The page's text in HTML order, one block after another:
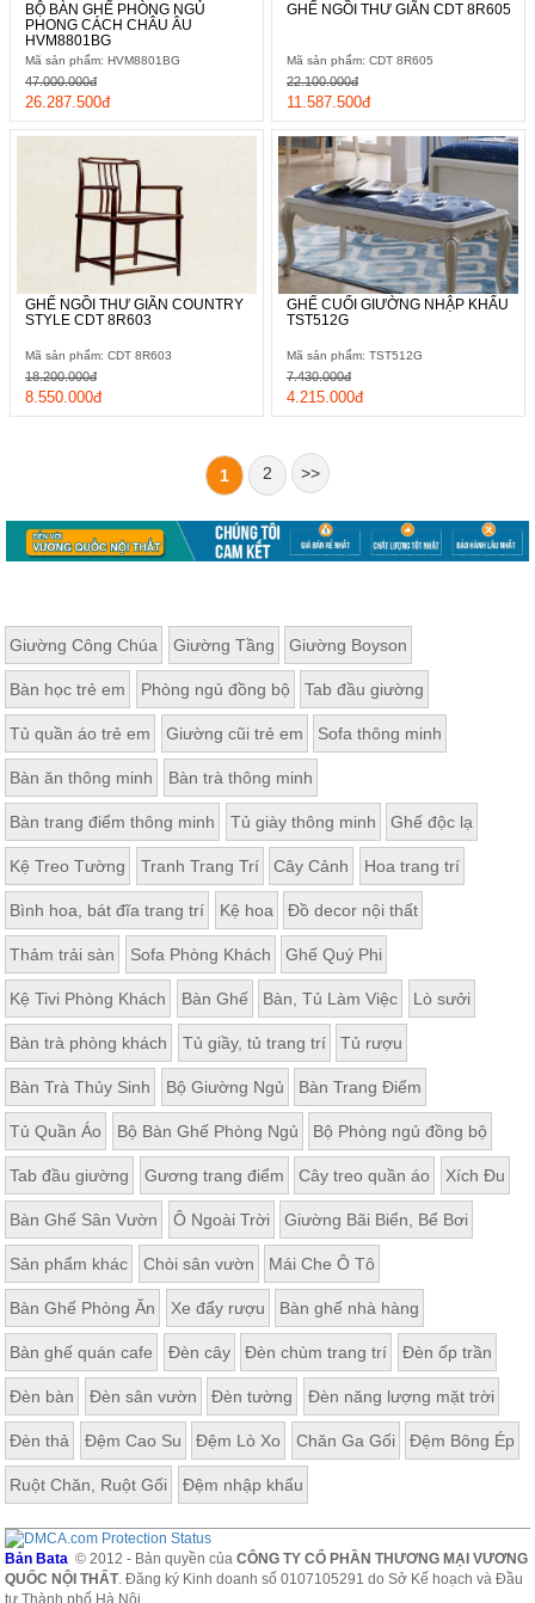
BỘ BÀN GHẾ PHÒNG NGỦ
PHONG CÁCH CHÂU ÂU
HVM8801BG
Mã sản phẩm: HVM8801BG
26.287.500đ
47.000.000đ
GHẾ NGỒI THƯ GIÃN CDT 8R605
Mã sản phẩm: CDT 8R605
11.587.500đ
22.100.000đ
GHẾ NGỒI THƯ GIÃN COUNTRY
STYLE CDT 8R603
Mã sản phẩm: CDT 8R603
8.550.000đ
18.200.000đ
GHẾ CUỐI GIƯỜNG NHẬP KHẨU
TST512G
Mã sản phẩm: TST512G
4.215.000đ
7.430.000đ
1 2 >>
Giường Công Chúa Giường Tầng Giường Boyson
Bàn học trẻ em Phòng ngủ đồng bộ Tab đầu giường
Tủ quần áo trẻ em Giường cũi trẻ em Sofa thông minh
Bàn ăn thông minh Bàn trà thông minh
Bàn trang điểm thông minh Tủ giày thông minh Ghế độc lạ
Kệ Treo Tường Tranh Trang Trí Cây Cảnh Hoa trang trí
Bình hoa, bát đĩa trang trí Kệ hoa Đồ decor nội thất
Thảm trải sàn Sofa Phòng Khách Ghế Quý Phi
Kệ Tivi Phòng Khách Bàn Ghế Bàn, Tủ Làm Việc Lò sưởi
Bàn trà phòng khách Tủ giầy, tủ trang trí Tủ rượu
Bàn Trà Thủy Sinh Bộ Giường Ngủ Bàn Trang Điểm
Tủ Quần Áo Bộ Bàn Ghế Phòng Ngủ Bộ Phòng ngủ đồng bộ
Tab đầu giường Gương trang điểm Cây treo quần áo Xích Đu
Bàn Ghế Sân Vườn Ô Ngoài Trời Giường Bãi Biển, Bể Bơi
Sản phẩm khác Chòi sân vườn Mái Che Ô Tô
Bàn Ghế Phòng Ăn Xe đẩy rượu Bàn ghế nhà hàng
Bàn ghế quán cafe Đèn cây Đèn chùm trang trí Đèn ốp trần
Đèn bàn Đèn sân vườn Đèn tường Đèn năng lượng mặt trời
Đèn thả Đệm Cao Su Đệm Lò Xo Chăn Ga Gối Đệm Bông Ép
Ruột Chăn, Ruột Gối Đệm nhập khẩu
Bản Bata © 2012 - Bản quyền củaCÔNG TY CỔ PHẦN THƯƠNG MẠI VƯƠNG
QUỐC NỘI THẤT. Đăng ký Kinh doanh số 0107105291 do Sở Kế hoạch và Đầu
tư Thành phố Hà Nội.